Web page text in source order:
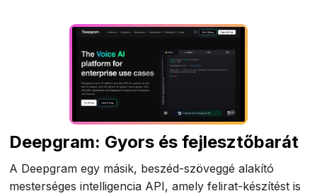
Deepgram: Gyors és fejlesztőbarát
A Deepgram egy másik, beszéd-szöveggé alakító
mesterséges intelligencia API, amely felirat-készítést is